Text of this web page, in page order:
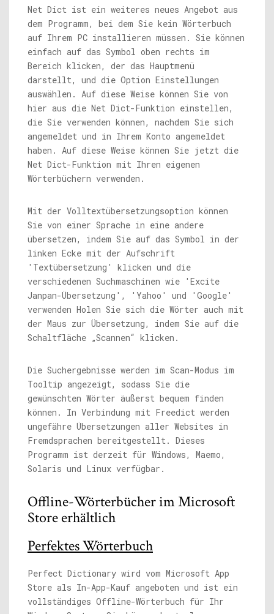
Net Dict ist ein weiteres neues Angebot aus
dem Programm, bei dem Sie kein Wörterbuch
auf Ihrem PC installieren müssen. Sie können
einfach auf das Symbol oben rechts im
Bereich klicken, der das Hauptmenü
darstellt, und die Option Einstellungen
auswählen. Auf diese Weise können Sie von
hier aus die Net Dict-Funktion einstellen,
die Sie verwenden können, nachdem Sie sich
angemeldet und in Ihrem Konto angemeldet
haben. Auf diese Weise können Sie jetzt die
Net Dict-Funktion mit Ihren eigenen
Wörterbüchern verwenden.
Mit der Volltextübersetzungsoption können
Sie von einer Sprache in eine andere
übersetzen, indem Sie auf das Symbol in der
linken Ecke mit der Aufschrift
'Textübersetzung' klicken und die
verschiedenen Suchmaschinen wie 'Excite
Janpan-Übersetzung', 'Yahoo' und 'Google'
verwenden Holen Sie sich die Wörter auch mit
der Maus zur Übersetzung, indem Sie auf die
Schaltfläche „Scannen“ klicken.
Die Suchergebnisse werden im Scan-Modus im
Tooltip angezeigt, sodass Sie die
gewünschten Wörter äußerst bequem finden
können. In Verbindung mit Freedict werden
ungefähre Übersetzungen aller Websites in
Fremdsprachen bereitgestellt. Dieses
Programm ist derzeit für Windows, Maemo,
Solaris und Linux verfügbar.
Offline-Wörterbücher im Microsoft
Store erhältlich
Perfektes Wörterbuch
Perfect Dictionary wird vom Microsoft App
Store als In-App-Kauf angeboten und ist ein
vollständiges Offline-Wörterbuch für Ihr